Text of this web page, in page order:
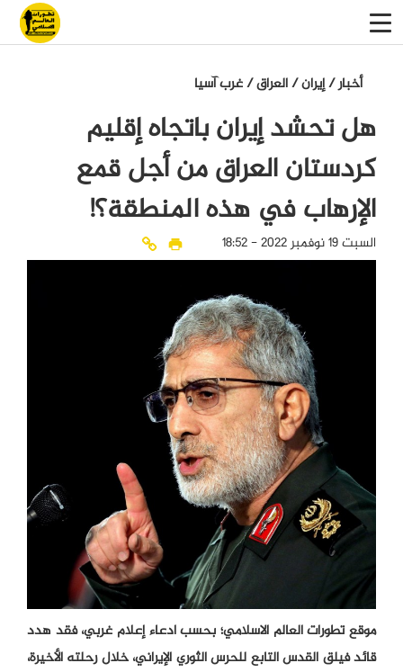
أخبار/إيران/العراق/غرب آسيا
هل تحشد إيران باتجاه إقليم
كردستان العراق من أجل قمع
الإرهاب في هذه المنطقة؟!
السبت 19 نوفمبر 2022 - 18:52
موقع تطورات العالم الاسلامي؛ بحسب ادعاء إعلام غربي، فقد هدد
قائد فيلق القدس التابع للحرس الثوري الإيراني، خلال رحلته الأخيرة،